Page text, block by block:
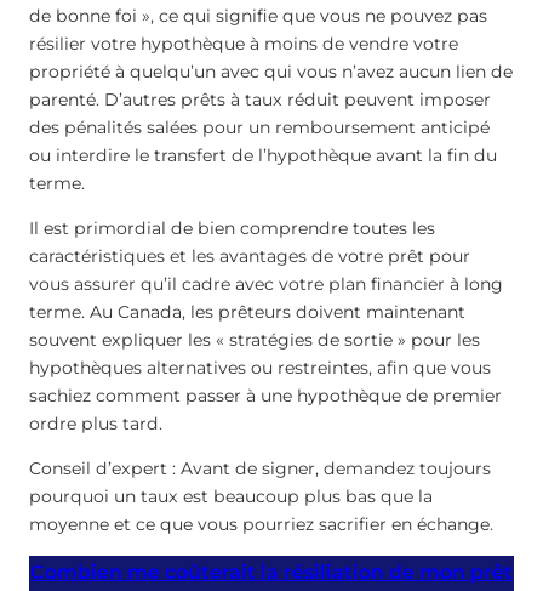
de bonne foi », ce qui signifie que vous ne pouvez pas
résilier votre hypothèque à moins de vendre votre
propriété à quelqu’un avec qui vous n’avez aucun lien de
parenté. D’autres prêts à taux réduit peuvent imposer
des pénalités salées pour un remboursement anticipé
ou interdire le transfert de l’hypothèque avant la fin du
terme.
Il est primordial de bien comprendre toutes les
caractéristiques et les avantages de votre prêt pour
vous assurer qu’il cadre avec votre plan financier à long
terme. Au Canada, les prêteurs doivent maintenant
souvent expliquer les « stratégies de sortie » pour les
hypothèques alternatives ou restreintes, afin que vous
sachiez comment passer à une hypothèque de premier
ordre plus tard.
Conseil d’expert : Avant de signer, demandez toujours
pourquoi un taux est beaucoup plus bas que la
moyenne et ce que vous pourriez sacrifier en échange.
Combien me coûterait la résiliation de mon prêt